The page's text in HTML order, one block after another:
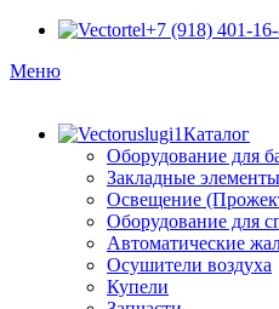
+7 (918) 401-16-
Меню
Каталог
Оборудование для
Закладные элементы
Освещение
Оборудование для
Автоматические
Осушители воздуха
Купели